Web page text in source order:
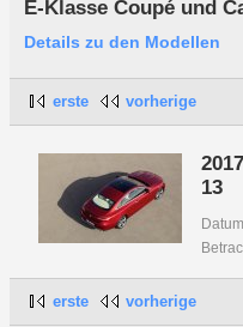
E-Klasse Coupé und
Details zu den Modellen
erste vorherige
13
erste vorherige